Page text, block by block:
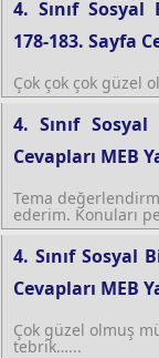
4. Sınıf Sosyal
178-183. Sayfa
Çok çok çok güzel
4. Sınıf
Cevapları MEB
Tema
ederim. Konuları
4. Sınıf Sosyal
Cevapları MEB
Çok güzel olmuş
tebrik…...